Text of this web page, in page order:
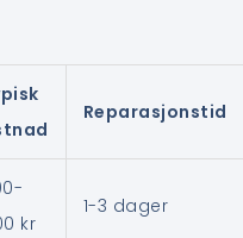
Reparasjonstid
kr
1-3 dager